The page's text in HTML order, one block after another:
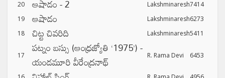
20
ఆషాడం - 2 Lakshminaresh7414
19
ఆషాడం Lakshminaresh6273
18
చిట్ట చివరిది Lakshminaresh5411
17
పట్నం బస్సు (ఆంధ్రజ్యోతి ‘1975’) -
యండమూరి వీరేంద్రనాథ్
R. Rama Devi 6453